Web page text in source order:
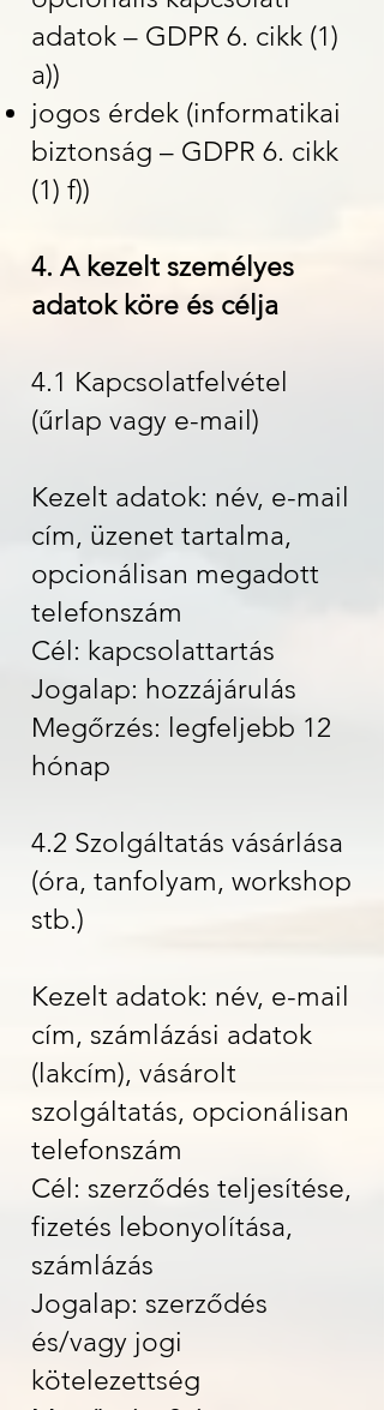
adatok – GDPR 6. cikk (1)
a))
jogos érdek (informatikai
biztonság – GDPR 6. cikk
(1) f))
4. A kezelt személyes
adatok köre és célja
4.1 Kapcsolatfelvétel
(űrlap vagy e-mail)
Kezelt adatok: név, e-mail
cím, üzenet tartalma,
opcionálisan megadott
telefonszám
Cél: kapcsolattartás
Jogalap: hozzájárulás
Megőrzés: legfeljebb 12
hónap
4.2 Szolgáltatás vásárlása
(óra, tanfolyam, workshop
stb.)
Kezelt adatok: név, e-mail
cím, számlázási adatok
(lakcím), vásárolt
szolgáltatás, opcionálisan
telefonszám
Cél: szerződés teljesítése,
fizetés lebonyolítása,
számlázás
Jogalap: szerződés
és/vagy jogi
kötelezettség